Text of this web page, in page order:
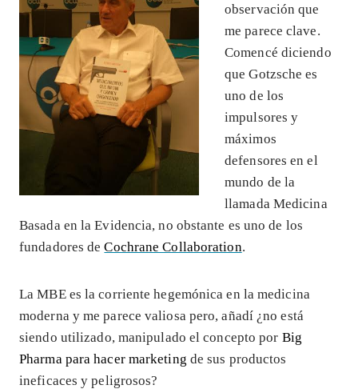
observación que
me parece clave.
Comencé diciendo
que Gotzsche es
uno de los
impulsores y
máximos
defensores en el
mundo de la
llamada Medicina
Basada en la Evidencia, no obstante es uno de los
fundadores deCochrane Collaboration.
La MBE es la corriente hegemónica en la medicina
moderna y me parece valiosa pero, añadí ¿no está
siendo utilizado, manipulado el concepto por Big
Pharma para hacer marketing de sus productos
ineficaces y peligrosos?